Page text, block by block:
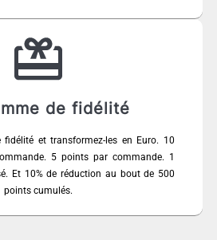
de fidélité
fidélité et transformez-les en Euro. 10
5 points par commande. 1
Et 10% de réduction au bout de 500
points cumulés.